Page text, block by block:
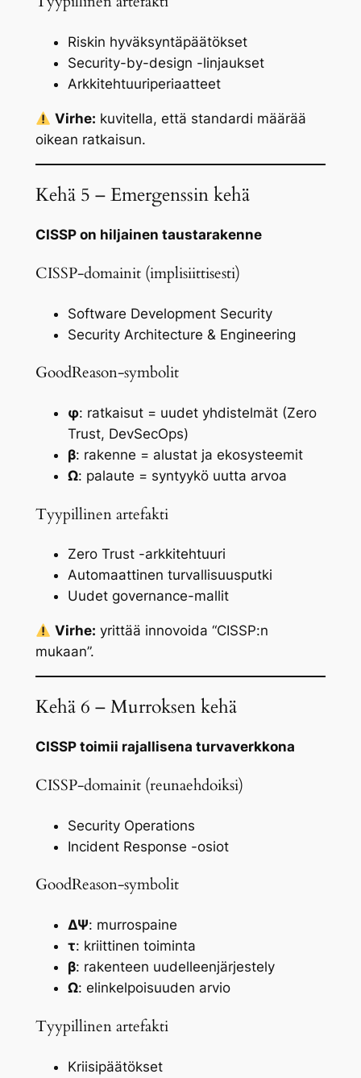
Riskin hyväksyntäpäätökset
Security-by-design -linjaukset
Arkkitehtuuriperiaatteet
Virhe: kuvitella, että standardi määrää
oikean ratkaisun.
Kehä 5 – Emergenssin kehä
CISSP on hiljainen taustarakenne
CISSP-domainit (implisiittisesti)
Software Development Security
Security Architecture & Engineering
GoodReason-symbolit
φ: ratkaisut = uudet yhdistelmät (Zero
Trust, DevSecOps)
β: rakenne = alustat ja ekosysteemit
Ω: palaute = syntyykö uutta arvoa
Tyypillinen artefakti
Zero Trust -arkkitehtuuri
Automaattinen turvallisuusputki
Uudet governance-mallit
Virhe: yrittää innovoida “CISSP:n
mukaan”.
Kehä 6 – Murroksen kehä
CISSP toimii rajallisena turvaverkkona
CISSP-domainit (reunaehdoiksi)
Security Operations
Incident Response -osiot
GoodReason-symbolit
ΔΨ: murrospaine
τ: kriittinen toiminta
β: rakenteen uudelleenjärjestely
Ω: elinkelpoisuuden arvio
Tyypillinen artefakti
Kriisipäätökset